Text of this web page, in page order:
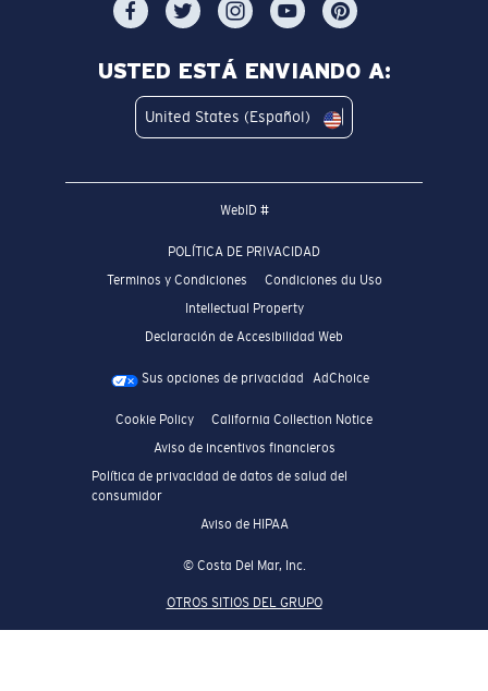
USTED ESTÁ ENVIANDO A:
United States (Español)
WebID #
POLÍTICA DE PRIVACIDAD
Terminos y Condiciones
Condiciones du Uso
Intellectual Property
Declaración de Accesibilidad Web
Sus opciones de privacidad AdChoice
Cookie Policy
California Collection Notice
Aviso de incentivos financieros
Política de privacidad de datos de salud del
consumidor
Aviso de HIPAA
© Costa Del Mar, Inc.
OTROS SITIOS DEL GRUPO